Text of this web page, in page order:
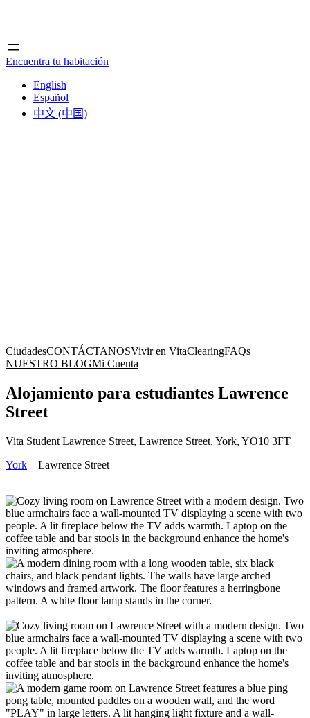
Encuentra tu habitación
English
Español
中文 (中国)
CiudadesCONTÁCTANOSVivir en VitaClearingFAQs
NUESTRO BLOGMi Cuenta
Alojamiento para estudiantes Lawrence
Street
Vita Student Lawrence Street, Lawrence Street, York, YO10 3FT
York – Lawrence Street